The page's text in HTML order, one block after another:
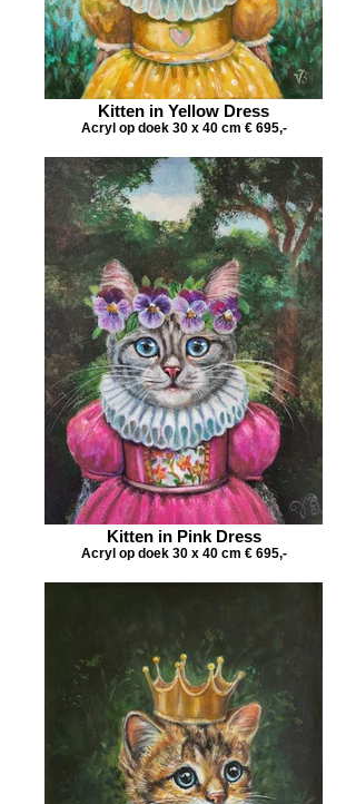
Kitten in Yellow Dress
Acryl op doek 30 x 40 cm € 695,-
Kitten in Pink Dress
Acryl op doek 30 x 40 cm € 695,-